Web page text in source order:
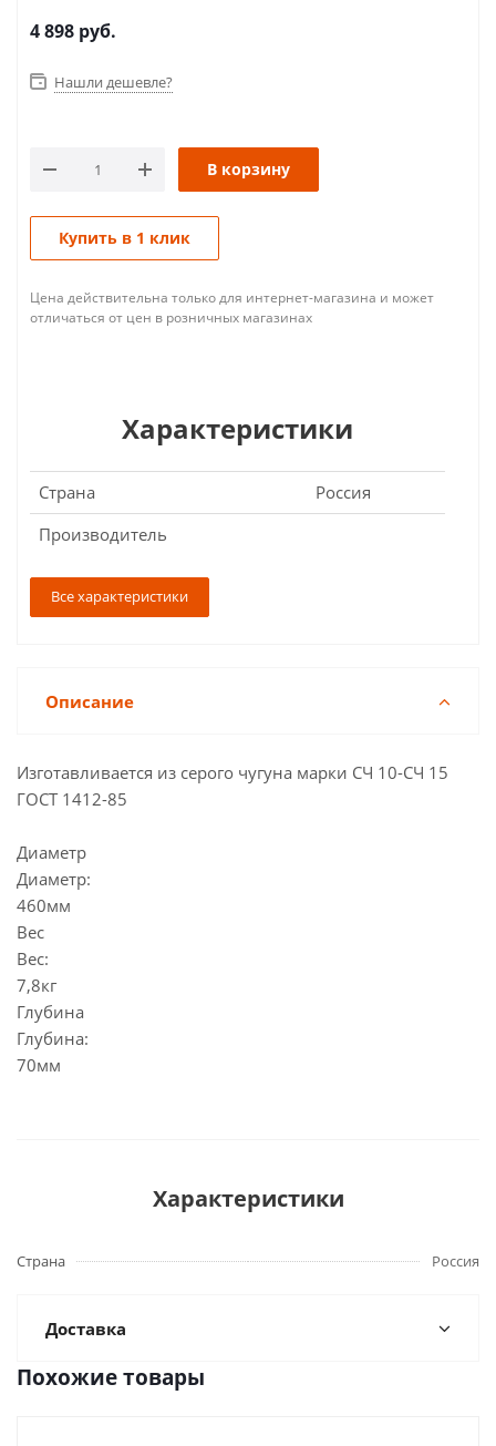
4 898 руб.
Нашли дешевле?
В корзину
Купить в 1 клик
Цена действительна только для интернет-магазина и может
отличаться от цен в розничных магазинах
Характеристики
Страна
Россия
Производитель
Все характеристики
Описание
Изготавливается из серого чугуна марки СЧ 10-СЧ 15
ГОСТ 1412-85
Диаметр
Диаметр:
460мм
Вес
Вес:
7,8кг
Глубина
Глубина:
70мм
Характеристики
Страна Россия
Доставка
Похожие товары